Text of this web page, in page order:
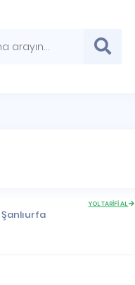
Şanlıurfa
YOL TARİFİ AL